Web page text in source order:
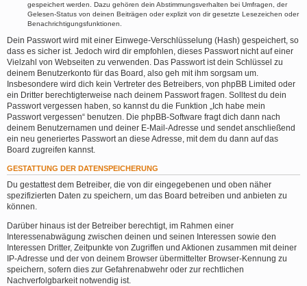
gespeichert werden. Dazu gehören dein Abstimmungsverhalten bei Umfragen, der
Gelesen-Status von deinen Beiträgen oder explizit von dir gesetzte Lesezeichen oder
Benachrichtigungsfunktionen.
Dein Passwort wird mit einer Einwege-Verschlüsselung (Hash) gespeichert, so
dass es sicher ist. Jedoch wird dir empfohlen, dieses Passwort nicht auf einer
Vielzahl von Webseiten zu verwenden. Das Passwort ist dein Schlüssel zu
deinem Benutzerkonto für das Board, also geh mit ihm sorgsam um.
Insbesondere wird dich kein Vertreter des Betreibers, von phpBB Limited oder
ein Dritter berechtigterweise nach deinem Passwort fragen. Solltest du dein
Passwort vergessen haben, so kannst du die Funktion „Ich habe mein
Passwort vergessen“ benutzen. Die phpBB-Software fragt dich dann nach
deinem Benutzernamen und deiner E-Mail-Adresse und sendet anschließend
ein neu generiertes Passwort an diese Adresse, mit dem du dann auf das
Board zugreifen kannst.
GESTATTUNG DER DATENSPEICHERUNG
Du gestattest dem Betreiber, die von dir eingegebenen und oben näher
spezifizierten Daten zu speichern, um das Board betreiben und anbieten zu
können.
Darüber hinaus ist der Betreiber berechtigt, im Rahmen einer
Interessenabwägung zwischen deinen und seinen Interessen sowie den
Interessen Dritter, Zeitpunkte von Zugriffen und Aktionen zusammen mit deiner
IP-Adresse und der von deinem Browser übermittelter Browser-Kennung zu
speichern, sofern dies zur Gefahrenabwehr oder zur rechtlichen
Nachverfolgbarkeit notwendig ist.